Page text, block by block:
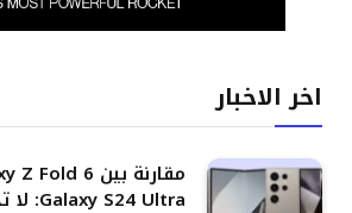
اخر الاخبار
Galaxy S24 Ultra: لا تخطئ